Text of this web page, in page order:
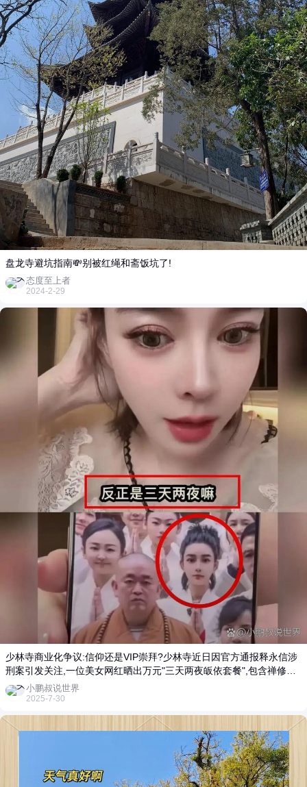
盘龙寺避坑指南💸别被红绳和斋饭坑了!
态度至上者
2024-2-29
少林寺商业化争议:信仰还是VIP崇拜?少林寺近日因官方通报释永信涉
刑案引发关注,一位美女网红晒出万元"三天两夜皈依套餐",包含禅修、
合影、受戒证书等,甚至还有引荐"高端资源"。面对少林旅游衍生项目
的蓬勃发展,有人称赞商业化救活千年古刹,30%收入用于修塔林;有人则
种身份象征,我们究竟是在拜佛,还是在拜VIP?面对这样的选择题:给你1
万,你会选择少林三日体验还是直接捐公益?这无疑是对现代社会价值观
的一次深刻反思。 观点提炼少林寺的商业化之路,一方面带动了古刹的
活力,另一方面却让人反思信仰的纯粹性。在这个物质与精神交织的时
代,如何平衡二者之间的关系,值得我们深思。 文章 千年古刹少林寺再
小鹏叔说世界
2025-7-30